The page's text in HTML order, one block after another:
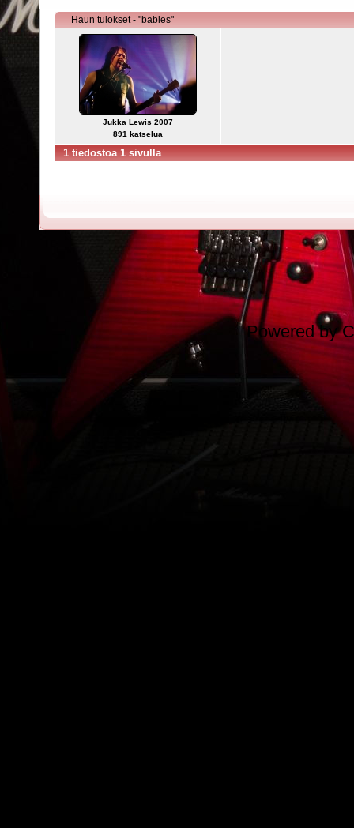
Haun tulokset - "babies"
Jukka Lewis 2007
891 katselua
1 tiedostoa 1 sivulla
Powered by